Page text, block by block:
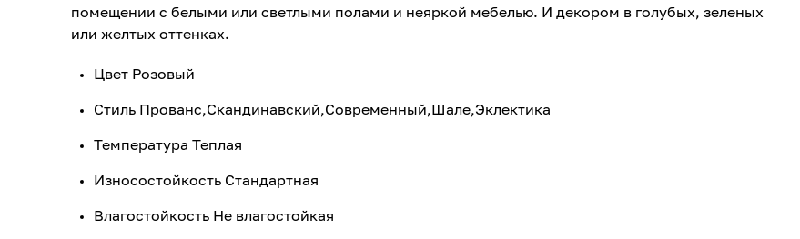
помещении с белыми или светлыми полами и неяркой мебелью. И декором в голубых, зеленых
или желтых оттенках.
Цвет Розовый
Стиль Прованс,Скандинавский,Современный,Шале,Эклектика
Температура Теплая
Износостойкость Стандартная
Влагостойкость Не влагостойкая